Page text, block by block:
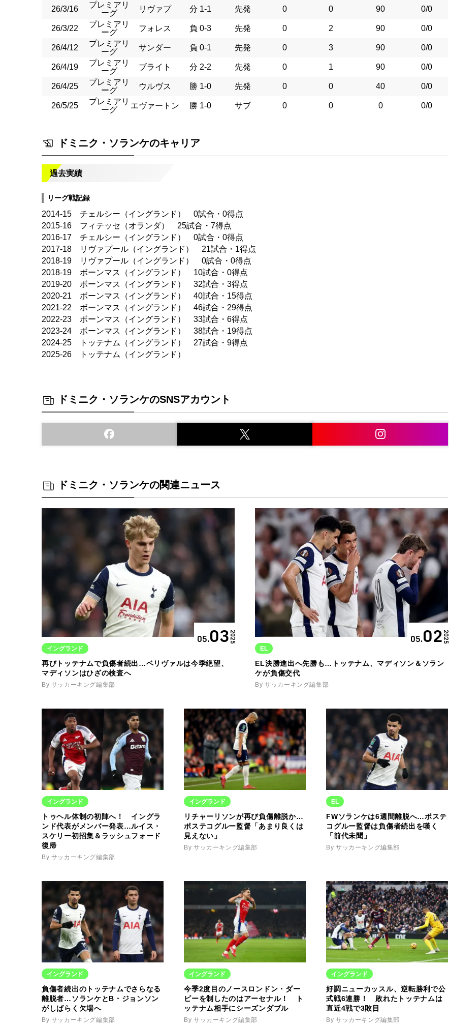
26/3/16
プレミアリ
ーグ
リヴァプ 分 1-1 先発 0 0 90 0/0
26/3/22
プレミアリ
ーグ
フォレス 負 0-3 先発 0 2 90 0/0
26/4/12
プレミアリ
ーグ
サンダー 負 0-1 先発 0 3 90 0/0
26/4/19
プレミアリ
ーグ
ブライト 分 2-2 先発 0 1 90 0/0
26/4/25
プレミアリ
ーグ
ウルヴス 勝 1-0 先発 0 0 40 0/0
26/5/25
プレミアリ
ーグ
エヴァートン 勝 1-0 サブ 0 0 0 0/0
ドミニク・ソランケのキャリア
過去実績
リーグ戦記録
2014-15 チェルシー（イングランド） 0試合・0得点
2015-16 フィテッセ（オランダ） 25試合・7得点
2016-17 チェルシー（イングランド） 0試合・0得点
2017-18 リヴァプール（イングランド） 21試合・1得点
2018-19 リヴァプール（イングランド） 0試合・0得点
2018-19 ボーンマス（イングランド） 10試合・0得点
2019-20 ボーンマス（イングランド） 32試合・3得点
2020-21 ボーンマス（イングランド） 40試合・15得点
2021-22 ボーンマス（イングランド） 46試合・29得点
2022-23 ボーンマス（イングランド） 33試合・6得点
2023-24 ボーンマス（イングランド） 38試合・19得点
2024-25 トッテナム（イングランド） 27試合・9得点
2025-26 トッテナム（イングランド）
ドミニク・ソランケのSNSアカウント
ドミニク・ソランケの関連ニュース
05.032025
イングランド
再びトッテナムで負傷者続出…ベリヴァルは今季絶望、
マディソンはひざの検査へ
By サッカーキング編集部
05.022025
EL
EL決勝進出へ先勝も…トッテナム、マディソン＆ソラン
ケが負傷交代
By サッカーキング編集部
イングランド
トゥヘル体制の初陣へ！ イングラ
ンド代表がメンバー発表…ルイス・
スケリー初招集＆ラッシュフォード
復帰
By サッカーキング編集部
イングランド
リチャーリソンが再び負傷離脱か…
ポステコグルー監督「あまり良くは
見えない」
By サッカーキング編集部
EL
FWソランケは6週間離脱へ…ポステ
コグルー監督は負傷者続出を嘆く
「前代未聞」
By サッカーキング編集部
イングランド
負傷者続出のトッテナムでさらなる
離脱者…ソランケとB・ジョンソン
がしばらく欠場へ
By サッカーキング編集部
イングランド
今季2度目のノースロンドン・ダー
ビーを制したのはアーセナル！ ト
ッテナム相手にシーズンダブル
By サッカーキング編集部
イングランド
好調ニューカッスル、逆転勝利で公
式戦6連勝！ 敗れたトッテナムは
直近4戦で3敗目
By サッカーキング編集部